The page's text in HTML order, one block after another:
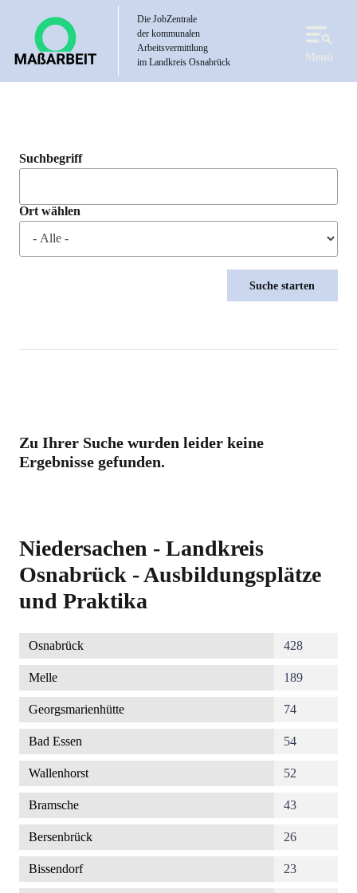
Die JobZentrale
der kommunalen
Arbeitsvermittlung
im Landkreis Osnabrück
Menü
Suchbegriff
Ort wählen
Zu Ihrer Suche wurden leider keine
Ergebnisse gefunden.
Niedersachen - Landkreis
Osnabrück - Ausbildungsplätze
und Praktika
Osnabrück 428
Melle 189
Georgsmarienhütte 74
Bad Essen 54
Wallenhorst 52
Bramsche 43
Bersenbrück 26
Bissendorf 23